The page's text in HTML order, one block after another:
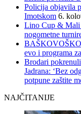
Policija objavila
Imotskom 6.
Lino Cup & Mali
nogometne
BAŠKOVOŠKO
evo i programa
Brodari
Jadrana: ‘Bez
potpune zaštite
NAJČITANIJE